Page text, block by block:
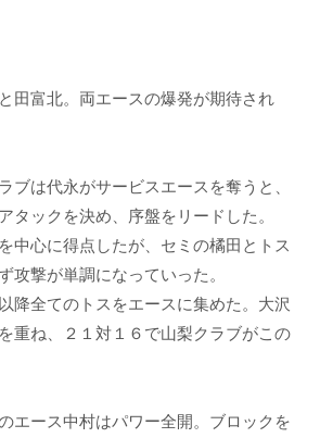
田富北。両エースの爆発が期待され
ブは代永がサービスエースを奪うと、
タックを決め、序盤をリードした。
中心に得点したが、セミの橘田とトス
攻撃が単調になっていった。
降全てのトスをエースに集めた。大沢
重ね、２１対１６で山梨クラブがこの
エース中村はパワー全開。ブロックを